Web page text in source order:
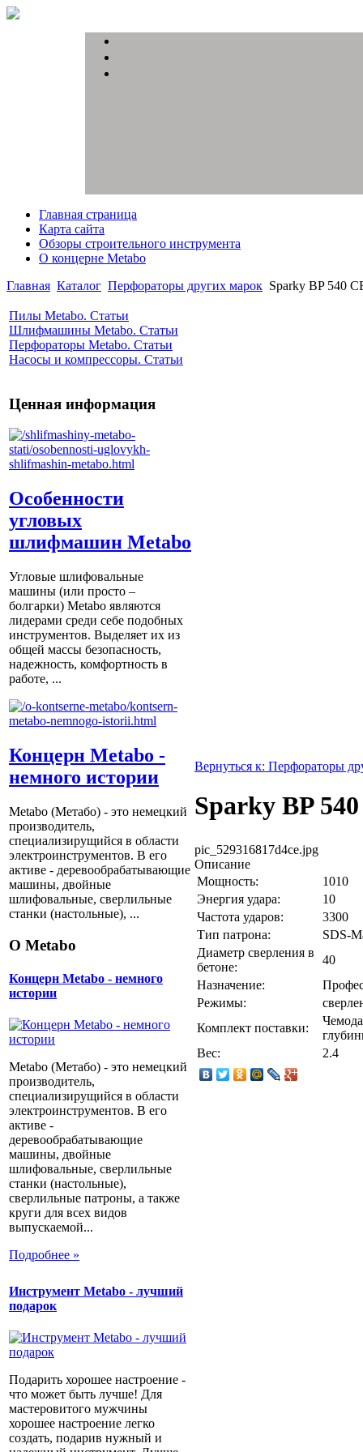
Главная страница
Карта сайта
Обзоры строительного инструмента
О концерне Metabo
Главная Каталог Перфораторы других марок Sparky BP 540
Пилы Metabo. Статьи
Шлифмашины Metabo. Статьи
Перфораторы Metabo. Статьи
Насосы и компрессоры. Статьи
Ценная информация
Особенности
угловых
шлифмашин Metabo
Угловые шлифовальные
машины (или просто –
болгарки) Мetabo являются
лидерами среди себе подобных
инструментов. Выделяет их из
общей массы безопасность,
надежность, комфортность в
работе, ...
Концерн Metabo -
немного истории
Metabo (Метабо) - это немецкий
производитель,
специализирущийся в области
электроинструментов. В его
активе - деревообрабатывающие
машины, двойные
шлифовальные, сверлильные
станки (настольные), ...
О Metabo
Концерн Metabo - немного
истории
Metabo (Метабо) - это немецкий
производитель,
специализирущийся в области
электроинструментов. В его
активе -
деревообрабатывающие
машины, двойные
шлифовальные, сверлильные
станки (настольные),
сверлильные патроны, а также
круги для всех видов
выпускаемой...
Подробнее »
Инструмент Metabo - лучший
подарок
Подарить хорошее настроение -
что может быть лучше! Для
мастеровитого мужчины
хорошее настроение легко
создать, подарив нужный и
Вернуться к: Перфораторы
Sparky BP
pic_529316817d4ce.jpg
Описание
Мощность:
1010
Энергия удара:
10
Частота ударов:
3300
Тип патрона:
SDS-
Диаметр сверления в
бетоне:
40
Назначение:
Режимы:
Комплект поставки:
Вес:
2.4